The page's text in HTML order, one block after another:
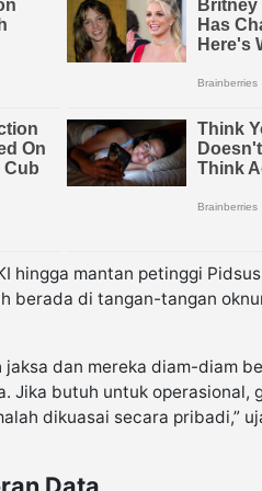
hingga mantan petinggi
berada di tangan-tangan
dan mereka diam-diam
Jika butuh untuk operasional,
dikuasai secara pribadi,”
Data